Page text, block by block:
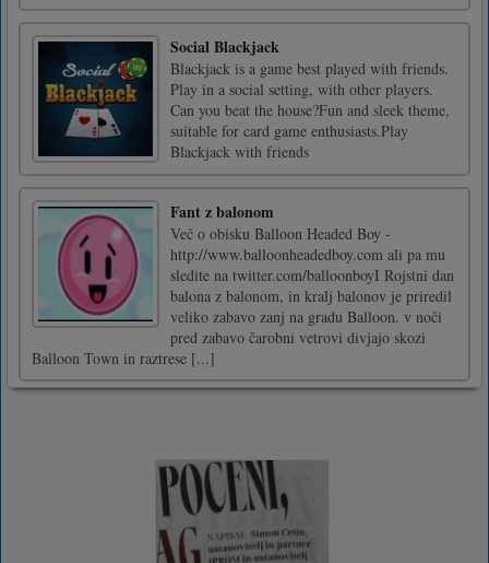
Social Blackjack
Blackjack is a game best played with friends.
Play in a social setting, with other players.
Can you beat the house?Fun and sleek theme,
suitable for card game enthusiasts.Play
Blackjack with friends
Fant z balonom
Več o obisku Balloon Headed Boy -
http://www.balloonheadedboy.com ali pa mu
sledite na twitter.com/balloonboyI Rojstni dan
balona z balonom, in kralj balonov je priredil
veliko zabavo zanj na gradu Balloon. v noči
pred zabavo čarobni vetrovi divjajo skozi
Balloon Town in raztrese [...]